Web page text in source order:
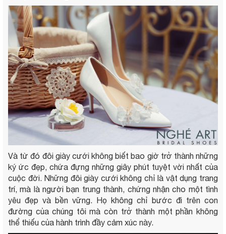
Và từ đó đôi giày cưới không biết bao giờ trở thành những
ký ức đẹp, chứa đựng những giây phút tuyệt vời nhất của
cuộc đời. Những đôi giày cưới không chỉ là vật dụng trang
trí, mà là người bạn trung thành, chứng nhận cho một tình
yêu đẹp và bền vững. Họ không chỉ bước đi trên con
đường của chúng tôi mà còn trở thành một phần không
thể thiếu của hành trình đầy cảm xúc này.